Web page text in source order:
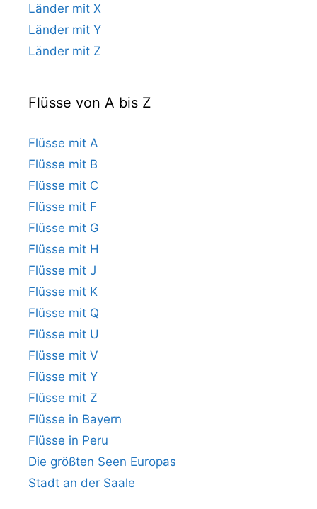
Länder mit X
Länder mit Y
Länder mit Z
Flüsse von A bis Z
Flüsse mit A
Flüsse mit B
Flüsse mit C
Flüsse mit F
Flüsse mit G
Flüsse mit H
Flüsse mit J
Flüsse mit K
Flüsse mit Q
Flüsse mit U
Flüsse mit V
Flüsse mit Y
Flüsse mit Z
Flüsse in Bayern
Flüsse in Peru
Die größten Seen Europas
Stadt an der Saale